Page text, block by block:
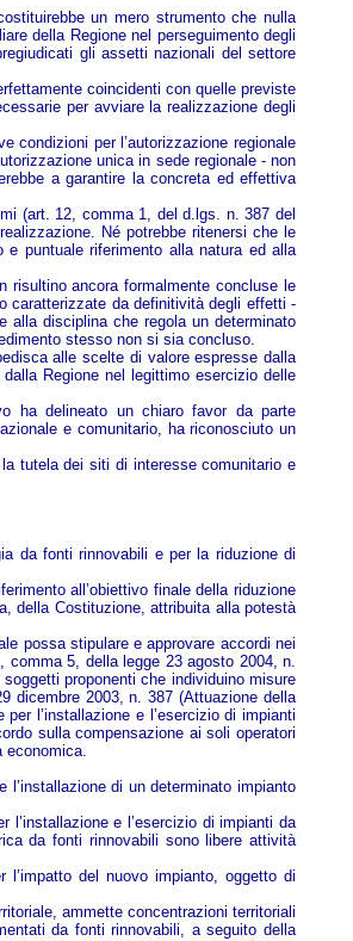
un mero strumento che nulla
della Regione nel perseguimento degli
gli assetti nazionali del settore
coincidenti con quelle previste
per avviare la realizzazione degli
condizioni per l’autorizzazione regionale
unica in sede regionale - non
a garantire la concreta ed effettiva
(art. 12, comma 1, del d.lgs. n. 387 del
Né potrebbe ritenersi che le
puntuale riferimento alla natura ed alla
risultino ancora formalmente concluse le
caratterizzate da definitività degli effetti -
alla disciplina che regola un determinato
stesso non si sia concluso.
alle scelte di valore espresse dalla
Regione nel legittimo esercizio delle
ha delineato un chiaro favor da parte
e comunitario, ha riconosciuto un
tutela dei siti di interesse comunitario e
da fonti rinnovabili e per la riduzione di
all’obiettivo finale della riduzione
della Costituzione, attribuita alla potestà
possa stipulare e approvare accordi nei
comma 5, della legge 23 agosto 2004, n.
proponenti che individuino misure
dicembre 2003, n. 387 (Attuazione della
l’installazione e l’esercizio di impianti
sulla compensazione ai soli operatori
economica.
di un determinato impianto
e l’esercizio di impianti da
da fonti rinnovabili sono libere attività
del nuovo impianto, oggetto di
ammette concentrazioni territoriali
da fonti rinnovabili, a seguito della